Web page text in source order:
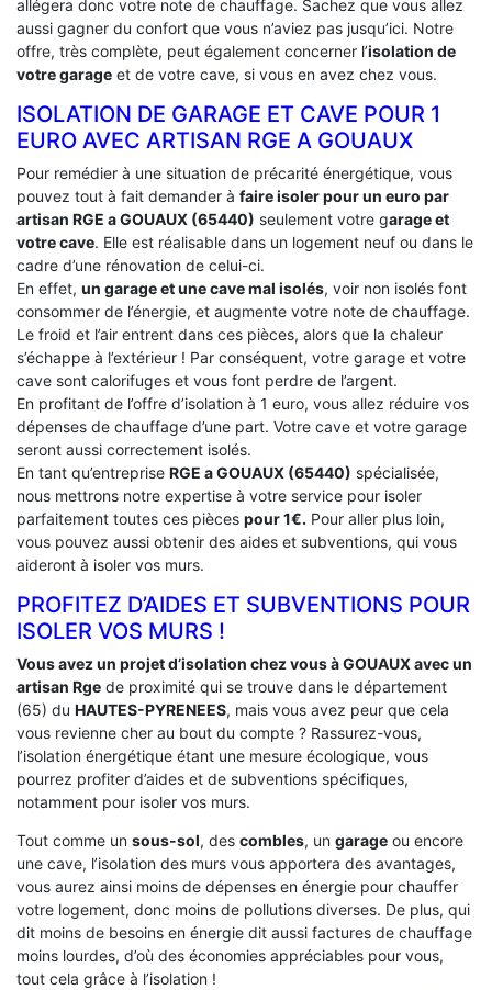
allégera donc votre note de chauffage. Sachez que vous allez
aussi gagner du confort que vous n’aviez pas jusqu’ici. Notre
offre, très complète, peut également concerner l’isolation de
votre garage et de votre cave, si vous en avez chez vous.
ISOLATION DE GARAGE ET CAVE POUR 1
EURO AVEC ARTISAN RGE A GOUAUX
Pour remédier à une situation de précarité énergétique, vous
pouvez tout à fait demander à faire isoler pour un euro par
artisan RGE a GOUAUX (65440) seulement votre garage et
votre cave. Elle est réalisable dans un logement neuf ou dans le
cadre d’une rénovation de celui-ci.
En effet, un garage et une cave mal isolés, voir non isolés font
consommer de l’énergie, et augmente votre note de chauffage.
Le froid et l’air entrent dans ces pièces, alors que la chaleur
s’échappe à l’extérieur ! Par conséquent, votre garage et votre
cave sont calorifuges et vous font perdre de l’argent.
En profitant de l’offre d’isolation à 1 euro, vous allez réduire vos
dépenses de chauffage d’une part. Votre cave et votre garage
seront aussi correctement isolés.
En tant qu’entreprise RGE a GOUAUX (65440) spécialisée,
nous mettrons notre expertise à votre service pour isoler
parfaitement toutes ces pièces pour 1€. Pour aller plus loin,
vous pouvez aussi obtenir des aides et subventions, qui vous
aideront à isoler vos murs.
PROFITEZ D’AIDES ET SUBVENTIONS POUR
ISOLER VOS MURS !
Vous avez un projet d’isolation chez vous à GOUAUX avec un
artisan Rge de proximité qui se trouve dans le département
(65) du HAUTES-PYRENEES, mais vous avez peur que cela
vous revienne cher au bout du compte ? Rassurez-vous,
l’isolation énergétique étant une mesure écologique, vous
pourrez profiter d’aides et de subventions spécifiques,
notamment pour isoler vos murs.
Tout comme un sous-sol, des combles, un garage ou encore
une cave, l’isolation des murs vous apportera des avantages,
vous aurez ainsi moins de dépenses en énergie pour chauffer
votre logement, donc moins de pollutions diverses. De plus, qui
dit moins de besoins en énergie dit aussi factures de chauffage
moins lourdes, d’où des économies appréciables pour vous,
tout cela grâce à l’isolation !